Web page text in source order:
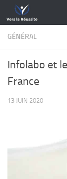
Skip to content
GÉNÉRAL
Infolabo et
France
13 JUIN 2020